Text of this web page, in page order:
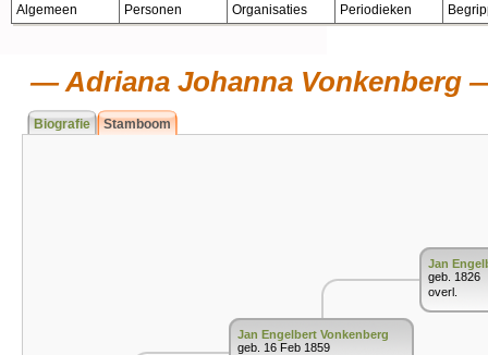
Algemeen Personen Organisaties Periodieken
Adriana Johanna Vonkenberg
Biografie Stamboom
Jan Engelbert Vonkenberg
geb. 16 Feb 1859
Jan
geb. 1826
overl.